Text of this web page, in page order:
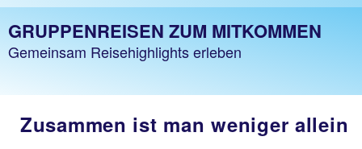
GRUPPENREISEN ZUM MITKOMMEN
Gemeinsam Reisehighlights erleben
Zusammen ist man weniger allein